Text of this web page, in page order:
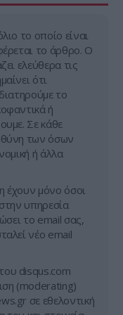
το οποίο είναι
το άρθρο. Ο
ελεύθερα τις
ότι
το
ή
Σε κάθε
των όσων
ή άλλα
έχουν μόνο όσοι
υπηρεσία
το email σας,
νέο email
disqus.com
(moderating)
σε εθελοντική